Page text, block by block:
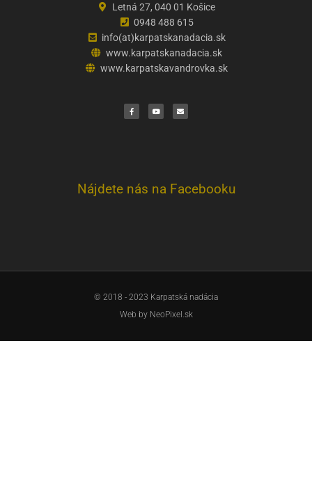
Letná 27, 040 01 Košice
0948 488 615
info(at)karpatskanadacia.sk
www.karpatskanadacia.sk
www.karpatskavandrovka.sk
c
e
b
u
t
u
v
e
l
Nájdete nás na Facebooku
© 2018 - 2023 Karpatská nadácia
Web by NeoPixel.sk